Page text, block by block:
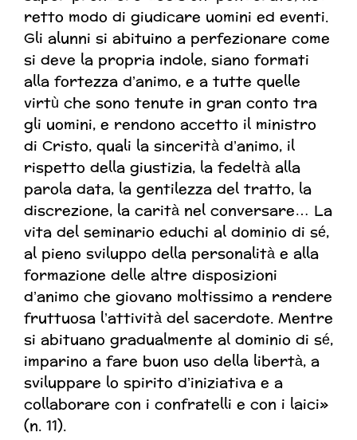
retto modo di giudicare uomini ed eventi.
Gli alunni si abituino a perfezionare come
si deve la propria indole, siano formati
alla fortezza d’animo, e a tutte quelle
virtù che sono tenute in gran conto tra
gli uomini, e rendono accetto il ministro
di Cristo, quali la sincerità d’animo, il
rispetto della giustizia, la fedeltà alla
parola data, la gentilezza del tratto, la
discrezione, la carità nel conversare… La
vita del seminario educhi al dominio di sé,
al pieno sviluppo della personalità e alla
formazione delle altre disposizioni
d’animo che giovano moltissimo a rendere
fruttuosa l’attività del sacerdote. Mentre
si abituano gradualmente al dominio di sé,
imparino a fare buon uso della libertà, a
sviluppare lo spirito d’iniziativa e a
collaborare con i confratelli e con i laici»
(n. 11).